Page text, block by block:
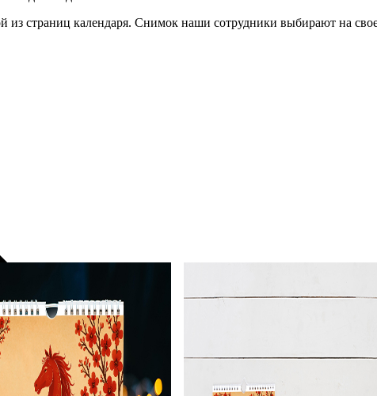
страниц календаря. Снимок наши сотрудники выбирают на